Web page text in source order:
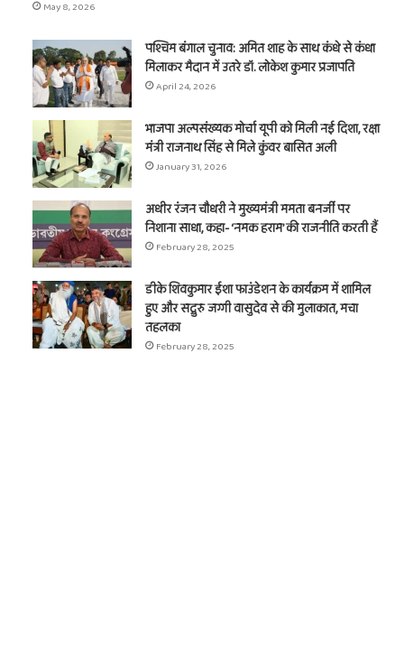
May 8, 2026
पश्चिम बंगाल चुनाव: अमित शाह के साथ कंधे से कंधा
मिलाकर मैदान में उतरे डॉ. लोकेश कुमार प्रजापति
April 24, 2026
भाजपा अल्पसंख्यक मोर्चा यूपी को मिली नई दिशा, रक्षा
मंत्री राजनाथ सिंह से मिले कुंवर बासित अली
January 31, 2026
अधीर रंजन चौधरी ने मुख्यमंत्री ममता बनर्जी पर
निशाना साधा, कहा- ‘नमक हराम’ की राजनीति करती हैं
February 28, 2025
डीके शिवकुमार ईशा फाउंडेशन के कार्यक्रम में शामिल
हुए और सद्गुरु जग्गी वासुदेव से की मुलाकात, मचा
तहलका
February 28, 2025